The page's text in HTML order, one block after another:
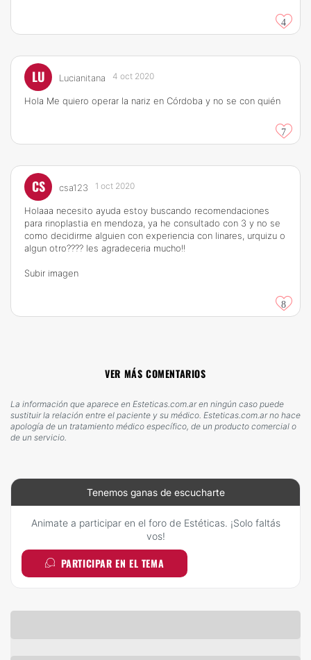
4
LU Lucianitana 4 oct 2020
Hola Me quiero operar la nariz en Córdoba y no se con quién
7
CS csa123 1 oct 2020
Holaaa necesito ayuda estoy buscando recomendaciones
para rinoplastia en mendoza, ya he consultado con 3 y no se
como decidirme alguien con experiencia con linares, urquizu o
algun otro???? les agradeceria mucho!!
Subir imagen
8
VER MÁS COMENTARIOS
La información que aparece en Esteticas.com.ar en ningún caso puede
sustituir la relación entre el paciente y su médico. Esteticas.com.ar no hace
apología de un tratamiento médico específico, de un producto comercial o
de un servicio.
Tenemos ganas de escucharte
Animate a participar en el foro de Estéticas. ¡Solo faltás
vos!
PARTICIPAR EN EL TEMA